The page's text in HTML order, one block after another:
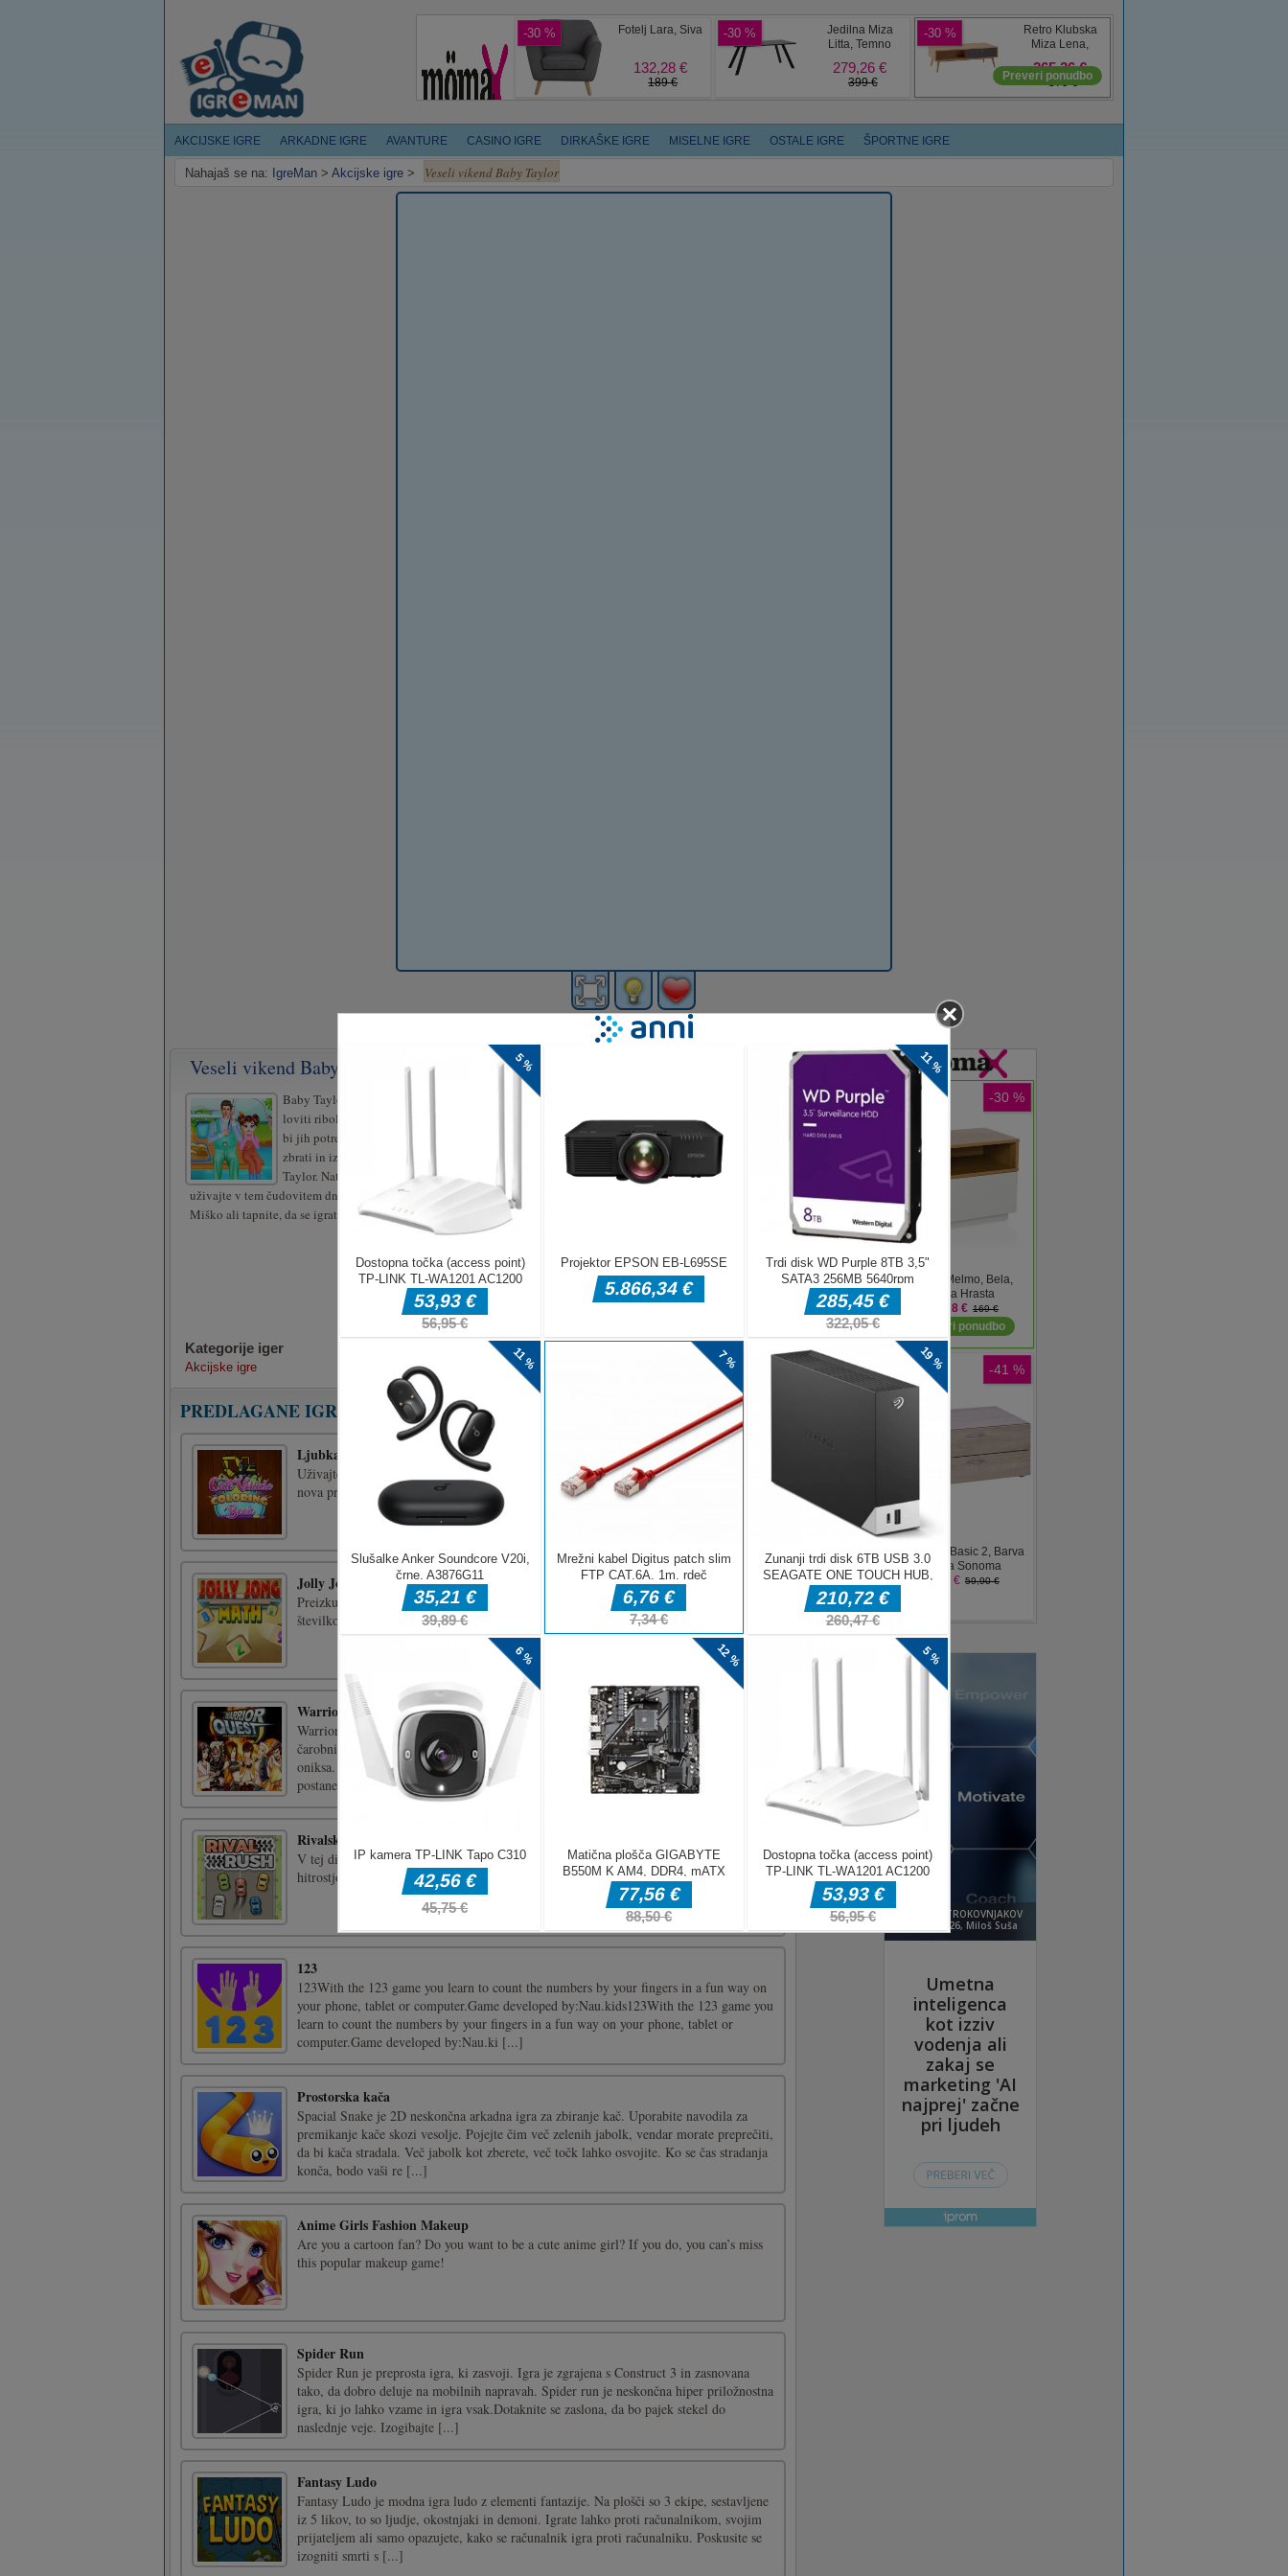
AKCIJSKE IGRE ARKADNE IGRE AVANTURE CASINO IGRE DIRKAŠKE IGRE MISELNE IGRE OSTALE IGRE ŠPORTNE IGRE
Nahajaš se na: IgreMan > Akcijske igre > Veseli vikend Baby Taylor
Veseli vikend Baby Taylor
Baby Taylor in njen oče želita ta vikend
loviti ribolov, vendar ne najdeta orodij, ki
bi jih potrebovala. Te predmete morate
zbrati in izbrati primerno obleko za otroka
Taylor. Nato jim pripravite hrano in
uživajte v tem čudovitem dnevu z njimi!
Miško ali tapnite, da se igrate
Kategorije iger
Akcijske igre
PREDLAGANE IGRE
Ljubka pobarvanka za vozila
Uživajte v barvanju prikupnih vozil in štirikolesnikov in na vseh pobarvankah dobite
nova presenečenja. Vse najboljše!Z miško kliknite
Jolly Jong Math
Preizkusite svoje matematične sposobnosti. Kliknite na 2 ploščice, ki dajo določeno
številko pri danem operaterju.
Warrior Quest
Warrior Quest je klasična borbena igra, v kateri se morate boriti do konca, da dobite
čarobni oniks nesmrtnosti. Samo pravi bojevnik bi moral biti vreden tega čarobnega
oniksa. Izberete lahko svojega lika med šestimi različnimi borci in začnete svoj boj, da
postanete končni bojev [...]
Rivalski hitenja
V tej dirkaški igri gre samo za vaše spretnosti - krmarite po močnem prometu s polno
hitrostjo in se za vsako ceno izogibajte nesrečam!
123
123With the 123 game you learn to count the numbers by your fingers in a fun way on
your phone, tablet or computer.Game developed by:Nau.kids123With the 123 game you
learn to count the numbers by your fingers in a fun way on your phone, tablet or
computer.Game developed by:Nau.ki [...]
Prostorska kača
Spacial Snake je 2D neskončna arkadna igra za zbiranje kač. Uporabite navodila za
premikanje kače skozi vesolje. Pojejte čim več zelenih jabolk, vendar morate preprečiti,
da bi kača stradala. Več jabolk kot zberete, več točk lahko osvojite. Ko se čas stradanja
konča, bodo vaši re [...]
Anime Girls Fashion Makeup
Are you a cartoon fan? Do you want to be a cute anime girl? If you do, you can’s miss
this popular makeup game!
Spider Run
Spider Run je preprosta igra, ki zasvoji. Igra je zgrajena s Construct 3 in zasnovana
tako, da dobro deluje na mobilnih napravah. Spider run je neskončna hiper priložnostna
igra, ki jo lahko vzame in igra vsak.Dotaknite se zaslona, da bo pajek stekel do
naslednje veje. Izogibajte [...]
Fantasy Ludo
Fantasy Ludo je modna igra ludo z elementi fantazije. Na plošči so 3 ekipe, sestavljene
iz 5 likov, to so ljudje, okostnjaki in demoni. Igrate lahko proti računalnikom, svojim
prijateljem ali samo opazujete, kako se računalnik igra proti računalniku. Poskusite se
izogniti smrti s [...]